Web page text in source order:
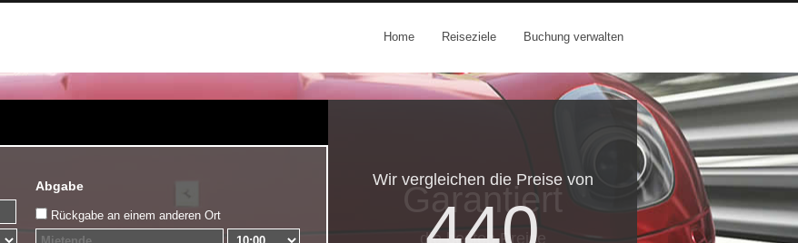
Home Reiseziele Buchung verwalten
Abgabe
Rückgabe an einem anderen Ort
Wir vergleichen die Preise von
Garantiert
die besten Preise